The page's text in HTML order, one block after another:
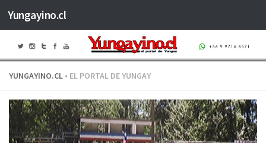
Saltar al contenido
Yungayino.cl
YUNGAYINO.CL • EL PORTAL DE YUNGAY